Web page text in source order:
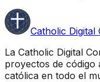
Catholic Digital
La Catholic Digital
proyectos de código
católica en todo el